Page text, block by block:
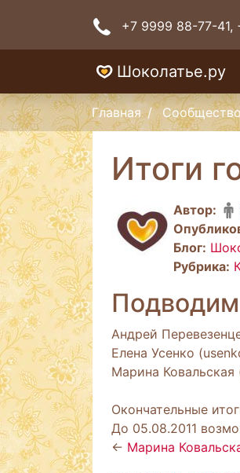
+7 9999 88-77-41,
Шоколатье.ру
Главная Сообщество
Итоги
Автор:
Блог:
Рубрика:
Подводим
Андрей
Елена Усенко
Марина Ковальская
Окончательные
До 05.08.2011
← Марина